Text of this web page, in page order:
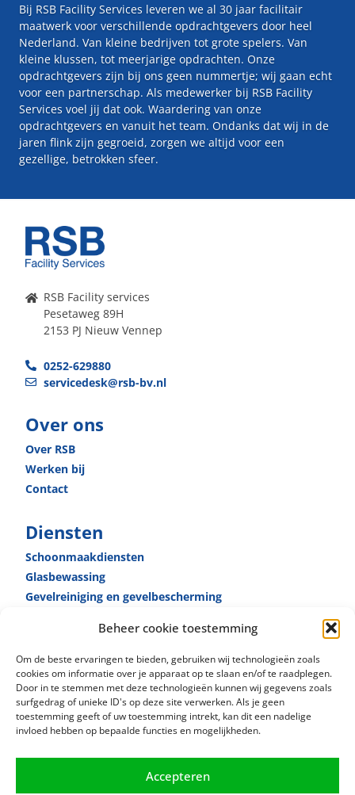
Beheer cookie toestemming
Om de beste ervaringen te bieden, gebruiken wij technologieën zoals
cookies om informatie over je apparaat op te slaan en/of te raadplegen.
Door in te stemmen met deze technologieën kunnen wij gegevens zoals
surfgedrag of unieke ID's op deze site verwerken. Als je geen
toestemming geeft of uw toestemming intrekt, kan dit een nadelige
invloed hebben op bepaalde functies en mogelijkheden.
Accepteren
Bij RSB Facility Services leveren we al 30 jaar facilitair
maatwerk voor verschillende opdrachtgevers door heel
Nederland. Van kleine bedrijven tot grote spelers. Van
kleine klussen, tot meerjarige opdrachten. Onze
opdrachtgevers zijn bij ons geen nummertje; wij gaan echt
voor een partnerschap. Als medewerker bij RSB Facility
Services voel jij dat ook. Waardering van onze
opdrachtgevers en vanuit het team. Ondanks dat wij in de
jaren flink zijn gegroeid, zorgen we altijd voor een
gezellige, betrokken sfeer.
RSB Facility services
Pesetaweg 89H
2153 PJ Nieuw Vennep
0252-629880
servicedesk@rsb-bv.nl
Over ons
Over RSB
Werken bij
Contact
Diensten
Schoonmaak­diensten
Glas­bewassing
Gevelreiniging en gevel­bescherming
Huismeester­diensten
Specialistische reiniging